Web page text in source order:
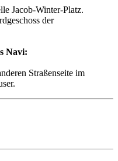
Jacob-Winter-Platz.
der
Navi:
Straßenseite im